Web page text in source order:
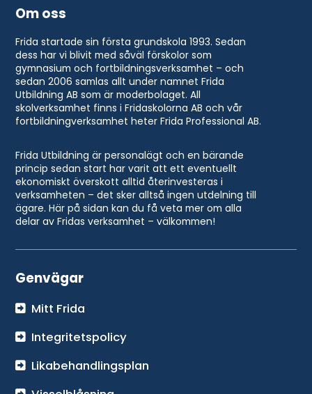
Om oss
Frida startade sin första grundskola 1993. Sedan
dess har vi blivit med såväl förskolor som
gymnasium och fortbildningsverksamhet – och
sedan 2006 samlas allt under namnet Frida
Utbildning AB som är moderbolaget. All
skolverksamhet finns i Fridaskolorna AB och vår
fortbildningverksamhet heter Frida Professional AB.
Frida Utbildning är personalägt och en bärande
princip sedan start har varit att ett eventuellt
ekonomiskt överskott alltid återinvesteras i
verksamheten – det sker alltså ingen utdelning till
ägare. Här på sidan kan du få veta mer om alla
delar av Fridas verksamhet – välkommen!
Genvägar
Mitt Frida
Integritetspolicy
Likabehandlingsplan